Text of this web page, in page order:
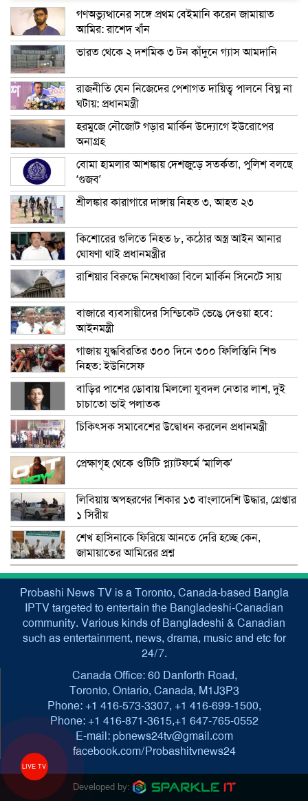
গণঅভ্যুত্থানের সঙ্গে প্রথম বেইমানি করেন জামায়াত
আমির: রাশেদ খাঁন
ভারত থেকে ২ দশমিক ৩ টন কাঁদুনে গ্যাস আমদানি
রাজনীতি যেন নিজেদের পেশাগত দায়িত্ব পালনে বিঘ্ন না
ঘটায়: প্রধানমন্ত্রী
হরমুজে নৌজোট গড়ার মার্কিন উদ্যোগে ইউরোপের
অনাগ্রহ
বোমা হামলার আশঙ্কায় দেশজুড়ে সতর্কতা, পুলিশ বলছে
‘গুজব’
শ্রীলঙ্কার কারাগারে দাঙ্গায় নিহত ৩, আহত ২৩
কিশোরের গুলিতে নিহত ৮, কঠোর অস্ত্র আইন আনার
ঘোষণা থাই প্রধানমন্ত্রীর
রাশিয়ার বিরুদ্ধে নিষেধাজ্ঞা বিলে মার্কিন সিনেটে সায়
বাজারে ব্যবসায়ীদের সিন্ডিকেট ভেঙে দেওয়া হবে:
আইনমন্ত্রী
গাজায় যুদ্ধবিরতির ৩০০ দিনে ৩০০ ফিলিস্তিনি শিশু
নিহত: ইউনিসেফ
বাড়ির পাশের ডোবায় মিললো যুবদল নেতার লাশ, দুই
চাচাতো ভাই পলাতক
চিকিৎসক সমাবেশের উদ্বোধন করলেন প্রধানমন্ত্রী
প্রেক্ষাগৃহ থেকে ওটিটি প্ল্যাটফর্মে ‘মালিক’
লিবিয়ায় অপহরণের শিকার ১৩ বাংলাদেশি উদ্ধার, গ্রেপ্তার
১ সিরীয়
শেখ হাসিনাকে ফিরিয়ে আনতে দেরি হচ্ছে কেন,
জামায়াতের আমিরের প্রশ্ন
LIVE TV
Probashi News TV is a Toronto, Canada-based Bangla
IPTV targeted to entertain the Bangladeshi-Canadian
community. Various kinds of Bangladeshi & Canadian
such as entertainment, news, drama, music and etc for
24/7.
Canada Office: 60 Danforth Road,
Toronto, Ontario, Canada, M1J3P3
Phone: +1 416-573-3307, +1 416-699-1500,
Phone: +1 416-871-3615,+1 647-765-0552
E-mail: pbnews24tv@gmail.com
facebook.com/Probashitvnews24
Developed by: